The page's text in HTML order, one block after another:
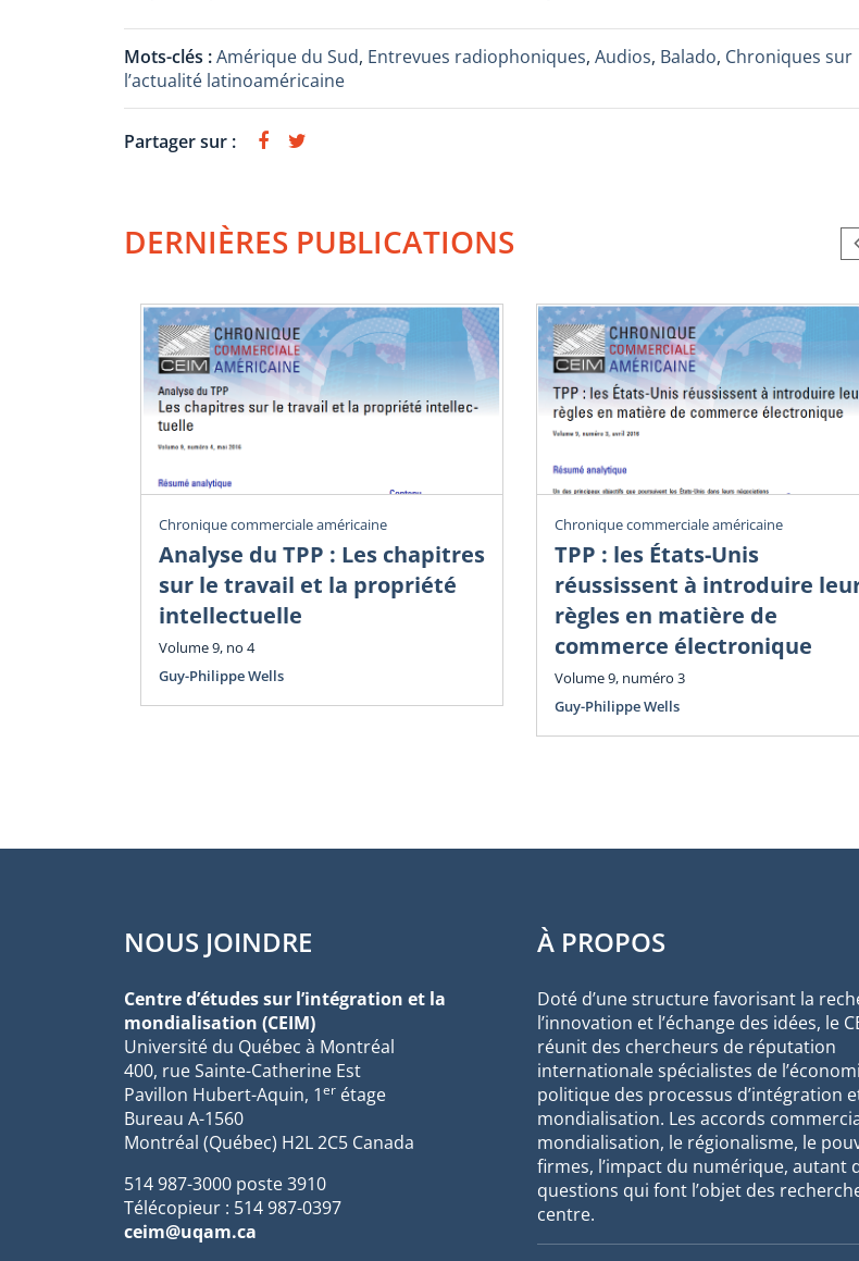
Mots-clés :Amérique du Sud, Entrevues radiophoniques, Audios, Balado, Chroniques sur
l’actualité latinoaméricaine
Partager sur :
DERNIÈRES PUBLICATIONS
Chronique commerciale américaine
Analyse du TPP : Les chapitres
sur le travail et la propriété
intellectuelle
Volume 9, no 4
Guy-Philippe Wells
Chronique commerciale américaine
TPP : les États-Unis
réussissent à introduire
règles en matière de
commerce électronique
Volume 9, numéro 3
Guy-Philippe Wells
NOUS JOINDRE
Centre d’études sur l’intégration et la
mondialisation (CEIM)
Université du Québec à Montréal
400, rue Sainte-Catherine Est
Pavillon Hubert-Aquin, 1er étage
Bureau A-1560
Montréal (Québec) H2L 2C5 Canada
514 987-3000 poste 3910
Télécopieur : 514 987-0397
ceim@uqam.ca
À PROPOS
Doté d’une structure favorisant la
l’innovation et l’échange des idées, le
réunit des chercheurs de réputation
internationale spécialistes de
politique des processus d’intégration
mondialisation. Les accords
mondialisation, le régionalisme, le
firmes, l’impact du numérique, autant
questions qui font l’objet des
centre.